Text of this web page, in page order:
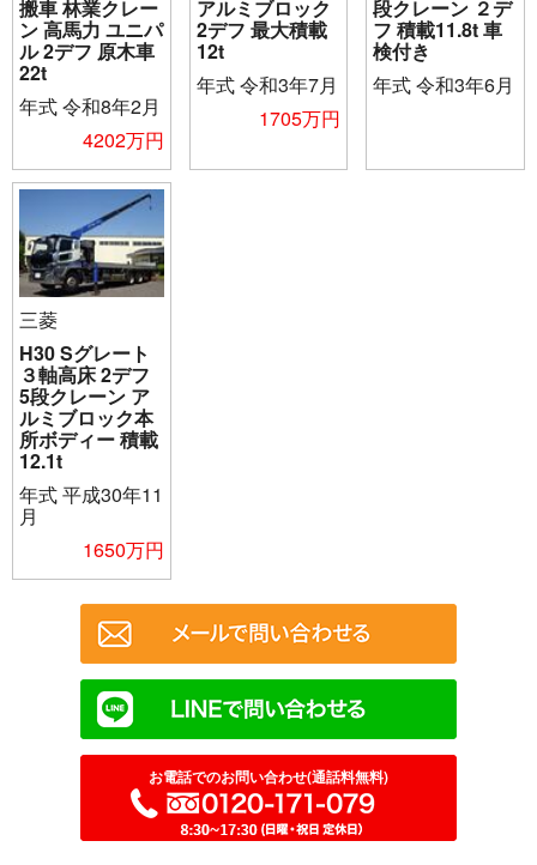
搬車 林業クレー
ン 高馬力 ユニパ
ル 2デフ 原木車
22t
年式令和8年2月
4202万円
アルミブロック
2デフ 最大積載
12t
年式令和3年7月
1705万円
段クレーン ２デ
フ 積載11.8t 車
検付き
年式令和3年6月
三菱
H30 Sグレート
３軸高床 2デフ
5段クレーン ア
ルミブロック本
所ボディー 積載
12.1t
年式平成30年11
月
1650万円
お電話でのお問い合わせ(通話料無料)